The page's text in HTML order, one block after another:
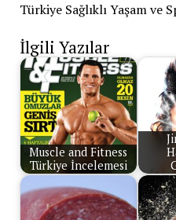
Türkiye Sağlıklı Yaşam ve
İlgili Yazılar
Muscle and Fitness
Türkiye İncelemesi